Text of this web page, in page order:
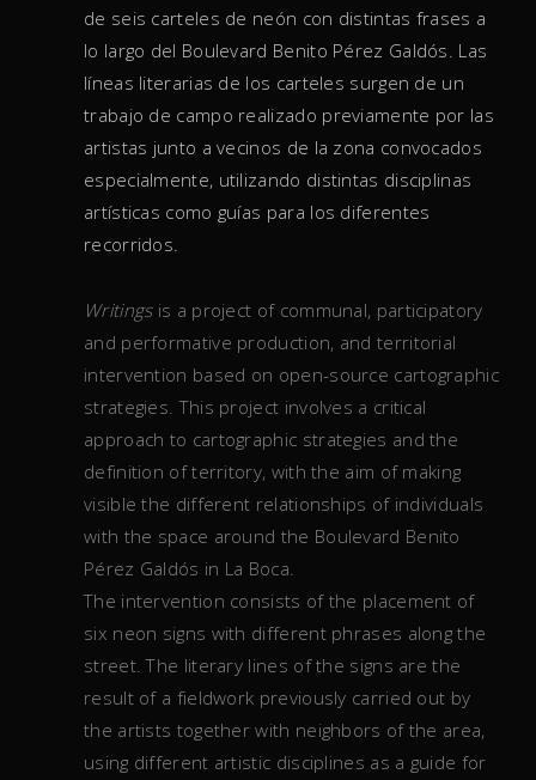
de seis carteles de neón con distintas frases a
lo largo del Boulevard Benito Pérez Galdós. Las
líneas literarias de los carteles surgen de un
trabajo de campo realizado previamente por las
artistas junto a vecinos de la zona convocados
especialmente, utilizando distintas disciplinas
artísticas como guías para los diferentes
recorridos.
Writingsis a project of communal, participatory
and performative production, and territorial
intervention based on open-source cartographic
strategies. This project involves a critical
approach to cartographic strategies and the
definition of territory, with the aim of making
visible the different relationships of individuals
with the space around the Boulevard Benito
Pérez Galdós in La Boca.
The intervention consists of the placement of
six neon signs with different phrases along the
street. The literary lines of the signs are the
result of a fieldwork previously carried out by
the artists together with neighbors of the area,
using different artistic disciplines as a guide for